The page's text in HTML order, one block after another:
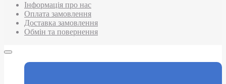
Інформація про нас
Оплата замовлення
Доставка замовлення
Обмін та повернення